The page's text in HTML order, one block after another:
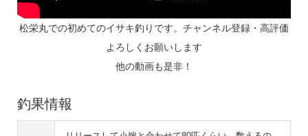
松栄丸での初めてのイサキ釣りです。チャンネル登録・高評価
よろしくお願いします
他の動画も是非！
釣果情報